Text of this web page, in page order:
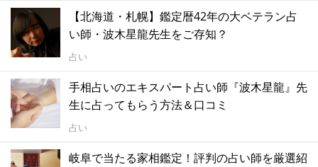
【北海道・札幌】鑑定暦42年の大ベテラン占
い師・波木星龍先生をご存知？
占い
手相占いのエキスパート占い師『波木星龍』先
生に占ってもらう方法＆口コミ
占い
岐阜で当たる家相鑑定！評判の占い師を厳選紹